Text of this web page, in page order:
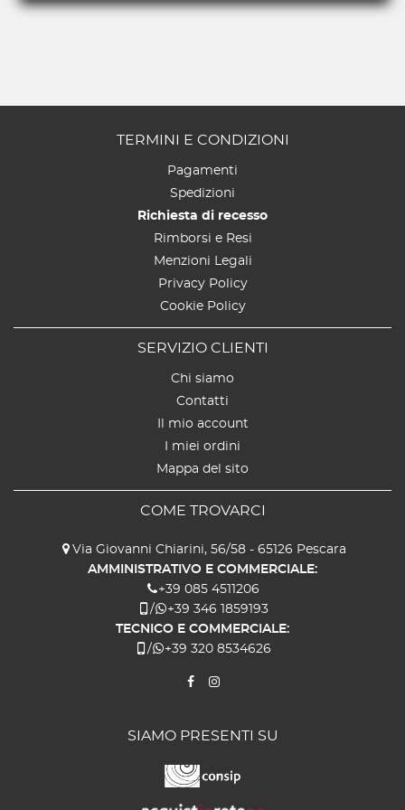
TERMINI E CONDIZIONI
Pagamenti
Spedizioni
Richiesta di recesso
Rimborsi e Resi
Menzioni Legali
Privacy Policy
Cookie Policy
SERVIZIO CLIENTI
Chi siamo
Contatti
Il mio account
I miei ordini
Mappa del sito
COME TROVARCI
Via Giovanni Chiarini, 56/58 - 65126 Pescara
AMMINISTRATIVO E COMMERCIALE:
+39 085 4511206
/
+39 346 1859193
TECNICO E COMMERCIALE:
/
+39 320 8534626
SIAMO PRESENTI SU